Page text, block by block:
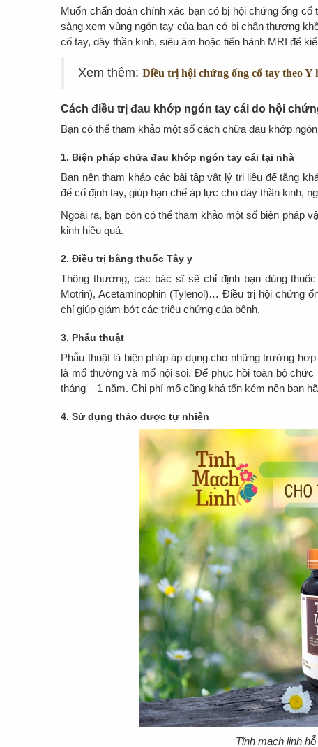
Muốn chẩn đoán chính xác bạn có bị hội chứng ống
sàng xem vùng ngón tay của bạn có bị chấn thương
cổ tay, dây thần kinh, siêu âm hoặc tiến hành MRI để
Xem thêm:Điều trị hội chứng ống cổ tay theo Y
Cách điều trị đau khớp ngón tay cái do hội
Bạn có thể tham khảo một số cách chữa đau khớp
1. Biện pháp chữa đau khớp ngón tay cái tại nhà
Bạn nên tham khảo các bài tập vật lý trị liệu để tăng
để cố định tay, giúp hạn chế áp lực cho dây thần kinh,
Ngoài ra, bạn còn có thể tham khảo một số biện pháp
kinh hiệu quả.
2. Điều trị bằng thuốc Tây y
Thông thường, các bác sĩ sẽ chỉ định bạn dùng
Motrin), Acetaminophin (Tylenol)… Điều trị hội chứng
chỉ giúp giảm bớt các triệu chứng của bệnh.
3. Phẫu thuật
Phẫu thuật là biện pháp áp dụng cho những trường
là mổ thường và mổ nội soi. Để phục hồi toàn bộ
tháng – 1 năm. Chi phí mổ cũng khá tốn kém nên bạn
4. Sử dụng thảo dược tự nhiên
Tĩnh mạch linh